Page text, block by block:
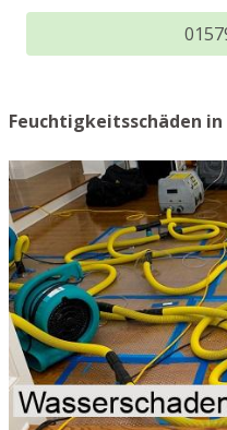
Feuchtigkeitsschäden